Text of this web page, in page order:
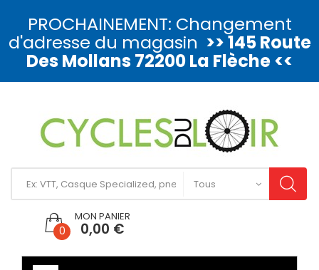
PROCHAINEMENT: Changement
d'adresse du magasin >> 145 Route
Des Mollans 72200 La Flèche <<
0
MON PANIER
0,00 €